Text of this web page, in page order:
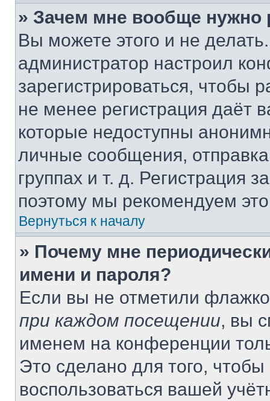
» Зачем мне вообще нужно
Вы можете этого и не
администратор настроил
зарегистрироваться, чтобы
не менее регистрация даёт
которые недоступны
личные сообщения,
группах и т. д. Регистрация
поэтому мы рекомендуем
Вернуться к началу
» Почему мне
имени и пароля?
Если вы не отметили
при каждом посещении, вы
именем на конференции
Это сделано для того, чтобы
воспользоваться вашей